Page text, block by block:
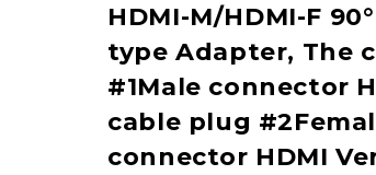
HDMI-M/HDMI-F
type Adapter, The
#1Male connector
cable plug
connector HDMI